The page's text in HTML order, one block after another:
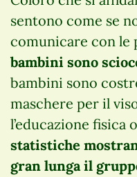
sentono come se
comunicare con le
bambini sono
bambini sono
maschere per il
l’educazione fisica
statistiche
gran lunga il